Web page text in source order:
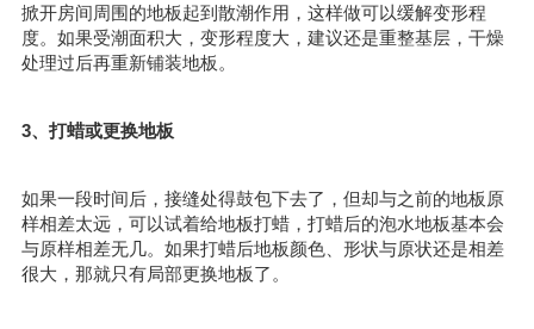
掀开房间周围的地板起到散潮作用，这样做可以缓解变形程
度。如果受潮面积大，变形程度大，建议还是重整基层，干燥
处理过后再重新铺装地板。
3、打蜡或更换地板
如果一段时间后，接缝处得鼓包下去了，但却与之前的地板原
样相差太远，可以试着给地板打蜡，打蜡后的泡水地板基本会
与原样相差无几。如果打蜡后地板颜色、形状与原状还是相差
很大，那就只有局部更换地板了。